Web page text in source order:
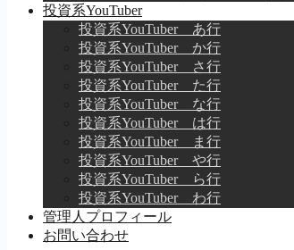
投資系YouTuber
投資系YouTuber あ行
投資系YouTuber か行
投資系YouTuber さ行
投資系YouTuber た行
投資系YouTuber な行
投資系YouTuber は行
投資系YouTuber ま行
投資系YouTuber や行
投資系YouTuber ら行
投資系YouTuber わ行
管理人プロフィール
お問い合わせ